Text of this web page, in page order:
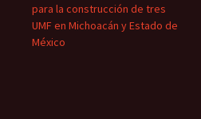
para la construcción de tres
UMF en Michoacán y Estado de
México